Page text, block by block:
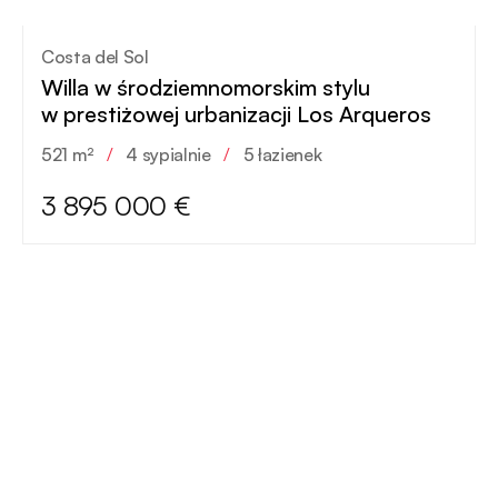
Costa del Sol
Willa w środziemnomorskim stylu
w prestiżowej urbanizacji Los Arqueros
521 m² / 4 sypialnie / 5 łazienek
3 895 000 €